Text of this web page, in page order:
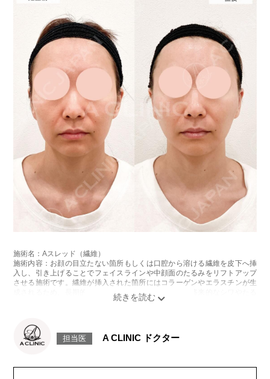
施術名：Aスレッド（繊維）
施術内容：お顔の目立たない箇所もしくは口腔から溶ける繊維を皮下へ挿
入し、引き上げることでフェイスラインや中顔面のたるみをリフトアップ
させる施術です。繊維が挿入された箇所にはコラーゲンやエラスチンが生
成されるため、長期的な美肌効果、肌質の改善効果、将来的なシワやたる
みの予防効果が期待できます。
とがございます。また、稀ではありますが、施術部位の細菌感染症、皮膚
のよれ、繊維の突出などが生じることがございます。化膿止め・痛み止め
費用：1部位 184,800円(税込)
担当医 A CLINIC ドクター